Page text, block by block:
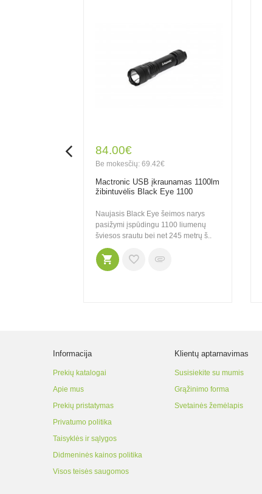
84.00€
Be mokesčių: 69.42€
Mactronic USB įkraunamas 1100lm
žibintuvėlis Black Eye 1100
Naujasis Black Eye šeimos narys
pasižymi įspūdingu 1100 liumenų
šviesos srautu bei net 245 metrų š..
Informacija
Prekių katalogai
Apie mus
Prekių pristatymas
Privatumo politika
Taisyklės ir sąlygos
Didmeninės kainos politika
Visos teisės saugomos
Klientų aptarnavimas
Susisiekite su mumis
Grąžinimo forma
Svetainės žemėlapis